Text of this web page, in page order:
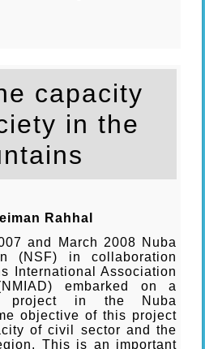
capacity
in the
Rahhal
and March 2008 Nuba
(NSF) in collaboration
International Association
embarked on a
project in the Nuba
objective of this project
of civil sector and the
This is an important